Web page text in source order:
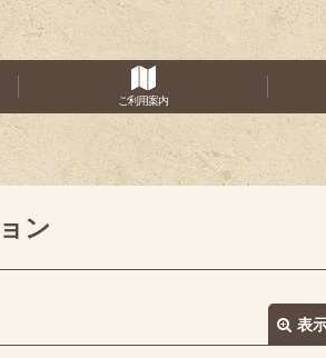
ご利用案内
ン
表